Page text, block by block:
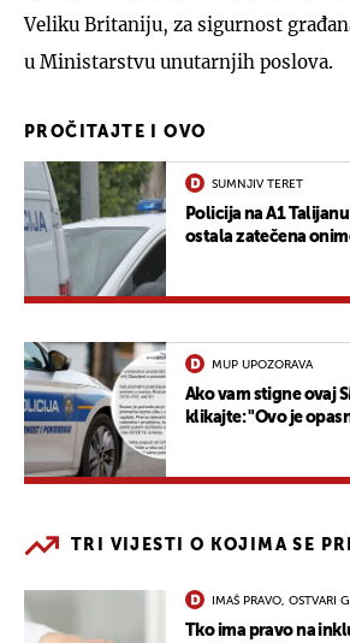
Veliku Britaniju, za sigurnost
u Ministarstvu unutarnjih poslova.
PROČITAJTE I OVO
SUMNJIV TERET
Policija na A1
ostala zatečena
MUP UPOZORAVA
Ako vam stigne ovaj
klikajte: "Ovo je
TRI VIJESTI O KOJIMA SE
IMAŠ PRAVO, OSTVARI
Tko ima pravo na